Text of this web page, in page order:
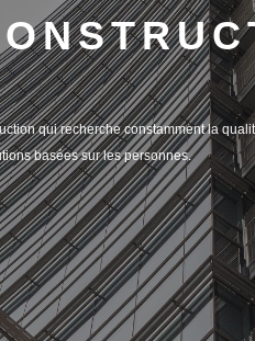
qui recherche constamment la
basées sur les personnes.